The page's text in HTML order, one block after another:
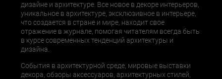
дизайне и архитектуре. Все новое в декоре интерьеров,
уникальное в архитектуре, эксклюзивное в интерьере,
что создается в стране и мире, находит свое
отражение в журнале, помогая читателям всегда быть
в курсе современных тенденций архитектуры и
дизайна.
События в архитектурной среде, мировые выставки
декора, обзоры аксессуаров, архитектурных стилей,